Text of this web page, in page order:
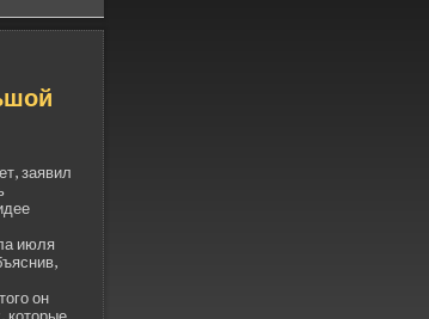
заявил
июля
он